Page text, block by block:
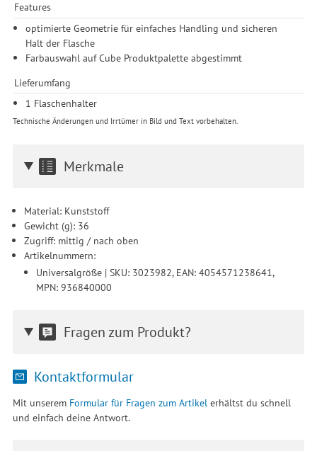
Produktempfehlungen und nutzungsbasierter Werbung.
Informationen zu den einzelnen Funktionen, den Drittanbietern
und der Speicherdauer finden Sie unter Einstellungen. Diese
Einwilligung ist freiwillig, für die Nutzung unserer Website nicht
Einwilligung unter Einstellungen lediglich für bestimmte
Drittanbieter erteilen und jederzeit für die Zukunft widerrufen.
Features
optimierte Geometrie für einfaches Handling und sicheren
Halt der Flasche
Farbauswahl auf Cube Produktpalette abgestimmt
Lieferumfang
1 Flaschenhalter
Technische Änderungen und Irrtümer in Bild und Text vorbehalten.
Merkmale
Material: Kunststoff
Gewicht (g): 36
Zugriff: mittig / nach oben
Artikelnummern:
Universalgröße | SKU: 3023982, EAN: 4054571238641,
MPN: 936840000
Fragen zum Produkt?
Kontaktformular
Mit unserem Formular für Fragen zum Artikel erhältst du schnell
und einfach deine Antwort.